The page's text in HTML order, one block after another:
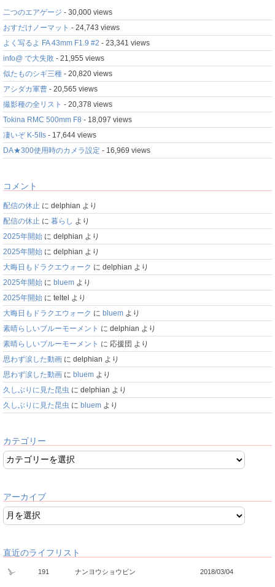
二つのエアゲージ - 30,000 views
おすだけノーマット - 24,743 views
よく写るよ FA 43mm F1.9 #2 - 23,341 views
info@ で大失敗 - 21,955 views
似たものシギ三種 - 20,820 views
アシダカ軍曹 - 20,565 views
撮影種の全リスト - 20,378 views
Tokina RMC 500mm F8 - 18,097 views
凄いぞ K-5IIs - 17,644 views
DA★300使用時のカメラ設定 - 16,969 views
コメント
配信の休止 に delphian より
配信の休止 に 暮らし より
2025年開始 に delphian より
2025年開始 に delphian より
大晦日もドラクエウォーク に delphian より
2025年開始 に bluem より
2025年開始 に teltel より
大晦日もドラクエウォーク に bluem より
素晴らしいブルーモーメント に delphian より
素晴らしいブルーモーメント に 応援団 より
思わず涙した動画 に delphian より
思わず涙した動画 に bluem より
久しぶりに見た昆虫 に delphian より
久しぶりに見た昆虫 に bluem より
カテゴリー
アーカイブ
直近のライフリスト
191 ナンヨウショウビン 2018/03/04